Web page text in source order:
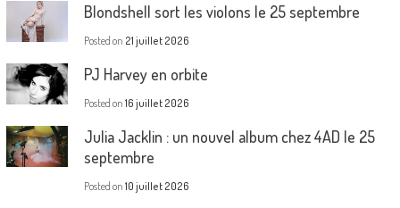
Blondshell sort les violons le 25 septembre
Posted on 21 juillet 2026
PJ Harvey en orbite
Posted on 16 juillet 2026
Julia Jacklin : un nouvel album chez 4AD le 25
septembre
Posted on 10 juillet 2026